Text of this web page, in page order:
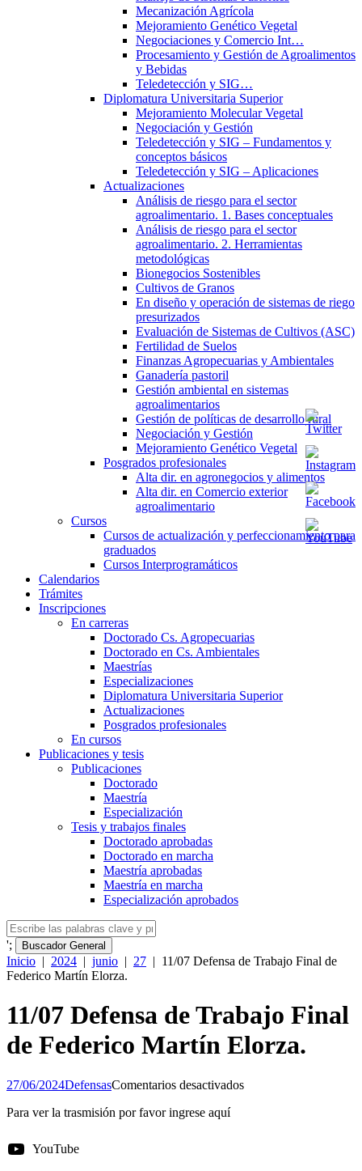
Mecanización Agrícola
Mejoramiento Genético Vegetal
Negociaciones y Comercio Int…
Procesamiento y Gestión de Agroalimentos
y Bebidas
Teledetección y SIG…
Diplomatura Universitaria Superior
Mejoramiento Molecular Vegetal
Negociación y Gestión
Teledetección y SIG – Fundamentos y
conceptos básicos
Teledetección y SIG – Aplicaciones
Actualizaciones
Análisis de riesgo para el sector
agroalimentario. 1. Bases conceptuales
Análisis de riesgo para el sector
agroalimentario. 2. Herramientas
metodológicas
Bionegocios Sostenibles
Cultivos de Granos
En diseño y operación de sistemas de riego
presurizados
Evaluación de Sistemas de Cultivos (ASC)
Fertilidad de Suelos
Finanzas Agropecuarias y Ambientales
Ganadería pastoril
Gestión ambiental en sistemas
agroalimentarios
Gestión de políticas de desarrollo rural
Negociación y Gestión
Mejoramiento Genético Vegetal
Posgrados profesionales
Alta dir. en agronegocios y alimentos
Alta dir. en Comercio exterior
agroalimentario
Cursos
Cursos de actualización y perfeccionamiento para
graduados
Cursos Interprogramáticos
Calendarios
Trámites
Inscripciones
En carreras
Doctorado Cs. Agropecuarias
Doctorado en Cs. Ambientales
Maestrías
Especializaciones
Diplomatura Universitaria Superior
Actualizaciones
Posgrados profesionales
En cursos
Publicaciones y tesis
Publicaciones
Doctorado
Maestría
Especialización
Tesis y trabajos finales
Doctorado aprobadas
Doctorado en marcha
Maestría aprobadas
Maestría en marcha
Especialización aprobados
'; Buscador General
Inicio | 2024 | junio | 27 | 11/07 Defensa de Trabajo Final de
Federico Martín Elorza.
11/07 Defensa de Trabajo Final
de Federico Martín Elorza.
27/06/2024DefensasComentarios desactivadosen
Para ver la trasmisión por favor ingrese aquí
YouTube